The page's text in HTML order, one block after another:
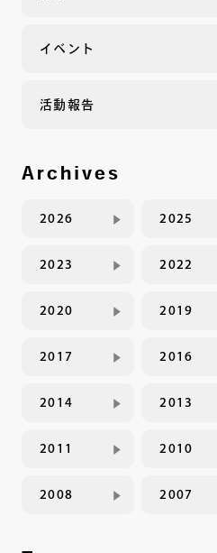
イベント
活動報告
Archives
2026 2025
2023 2022
2020 2019
2017 2016
2014 2013
2011 2010
2008 2007